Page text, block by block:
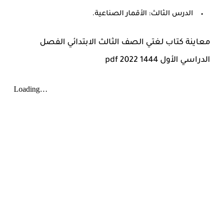
الدرس الثالث: الأقمار الصناعية.
معاينة كتاب لغتي الصف الثالث الابتدائي الفصل
الدراسي الأول pdf 2022 1444